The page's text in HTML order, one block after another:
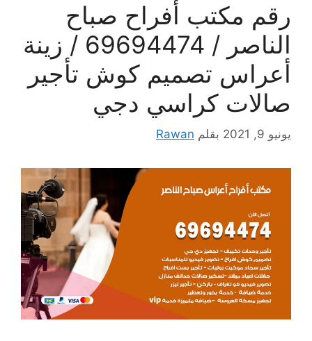
رقم مكتب أفراح صباح
الناصر / 69694474 / زينة
أعراس تصميم كوش تأجير
صالات كراسي دجي
يونيو 9, 2021 بقلم Rawan